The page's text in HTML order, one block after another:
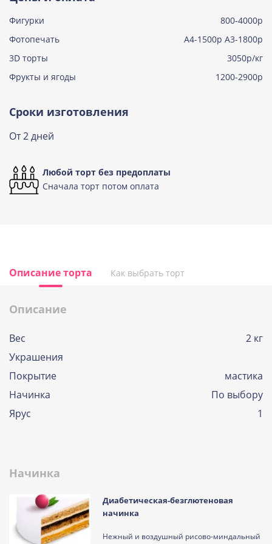
Фигурки
800-4000р
Фотопечать
А4-1500р А3-1800р
3D торты
3050р/кг
Фрукты и ягоды
1200-2900р
Сроки изготовления
От 2 дней
Любой торт без предоплаты
Сначала торт потом оплата
Описание торта Как выбрать торт
Описание
Вес
2 кг
Украшения
Покрытие
мастика
Начинка
По выбору
Ярус
1
Начинка
Диабетическая-безглютеновая
начинка
Нежный и воздушный рисово-миндальный